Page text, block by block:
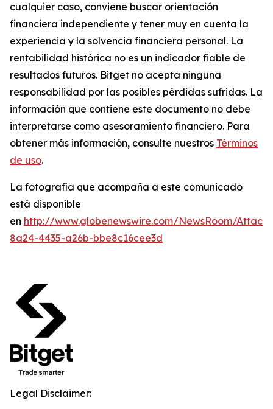
cualquier caso, conviene buscar orientación
financiera independiente y tener muy en cuenta la
experiencia y la solvencia financiera personal. La
rentabilidad histórica no es un indicador fiable de
resultados futuros. Bitget no acepta ninguna
responsabilidad por las posibles pérdidas sufridas. La
información que contiene este documento no debe
interpretarse como asesoramiento financiero. Para
obtener más información, consulte nuestros Términos
de uso.
La fotografía que acompaña a este comunicado
está disponible
en http://www.globenewswire.com/NewsRoom/
8a24-4435-a26b-bbe8c16cee3d
Legal Disclaimer: